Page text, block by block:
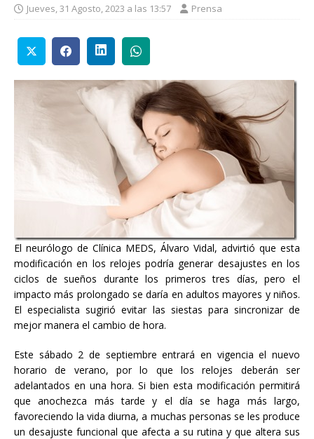
Jueves, 31 Agosto, 2023 a las 13:57 Prensa
El neurólogo de Clínica MEDS, Álvaro Vidal, advirtió que esta
modificación en los relojes podría generar desajustes en los
ciclos de sueños durante los primeros tres días, pero el
impacto más prolongado se daría en adultos mayores y niños.
El especialista sugirió evitar las siestas para sincronizar de
mejor manera el cambio de hora.
Este sábado 2 de septiembre entrará en vigencia el nuevo
horario de verano, por lo que los relojes deberán ser
adelantados en una hora. Si bien esta modificación permitirá
que anochezca más tarde y el día se haga más largo,
favoreciendo la vida diurna, a muchas personas se les produce
un desajuste funcional que afecta a su rutina y que altera sus